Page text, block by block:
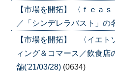
【市場を開拓】 〈ｆｅａ
／「シンデレラバスト」の
【市場を開拓】 〈イエト
ィング＆コマース／飲食店
舗('21/03/28) (0634)